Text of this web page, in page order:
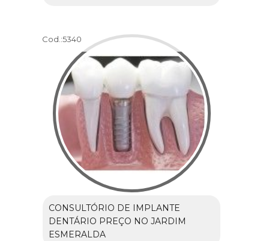
Cod.:5340
CONSULTÓRIO DE IMPLANTE
DENTÁRIO PREÇO NO JARDIM
ESMERALDA